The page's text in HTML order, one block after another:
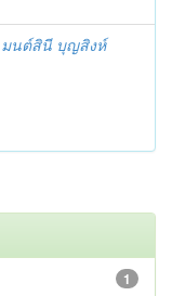
มนต์สินี บุญสิงห์
1